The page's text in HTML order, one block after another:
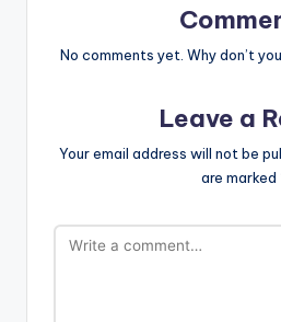
No comments yet. Why don’t
Leave a
Your email address will not be
are marked